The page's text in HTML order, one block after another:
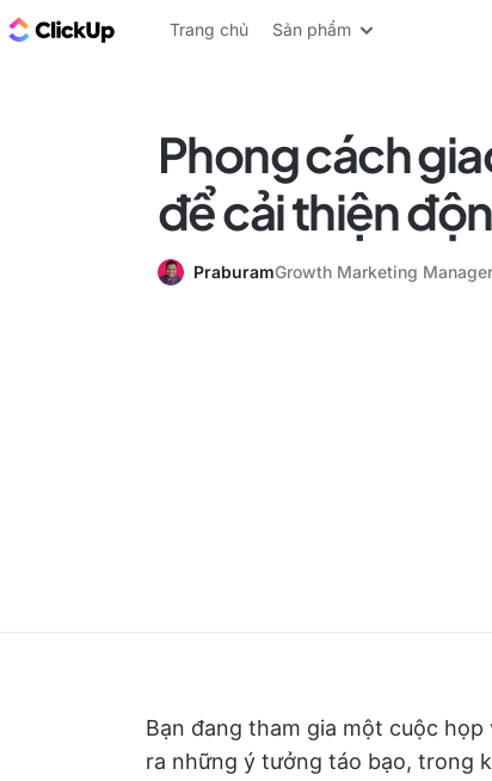
ClickUp Blog
Trang chủ Sản phẩm
Phong cách
để cải thiện
PraburamGrowth Marketing Manager
Bạn đang tham gia một cuộc
ra những ý tưởng táo bạo, trong